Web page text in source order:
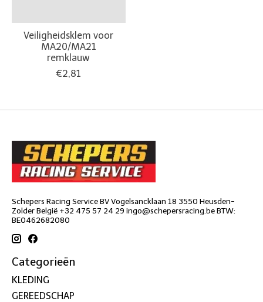
Veiligheidsklem voor
MA20/MA21
remklauw
€2,81
Schepers Racing Service BV Vogelsancklaan 18 3550 Heusden-
Zolder België +32 475 57 24 29 ingo@schepersracing.beBTW:
BE0462682080
Categorieën
KLEDING
GEREEDSCHAP